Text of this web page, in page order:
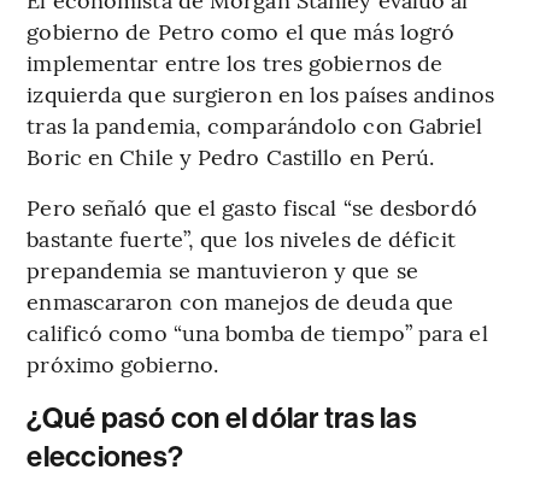
gobierno de Petro como el que más logró
implementar entre los tres gobiernos de
izquierda que surgieron en los países andinos
tras la pandemia, comparándolo con Gabriel
Boric en Chile y Pedro Castillo en Perú.
Pero señaló que el gasto fiscal “se desbordó
bastante fuerte”, que los niveles de déficit
prepandemia se mantuvieron y que se
enmascararon con manejos de deuda que
calificó como “una bomba de tiempo” para el
próximo gobierno.
¿Qué pasó con el dólar tras las
elecciones?